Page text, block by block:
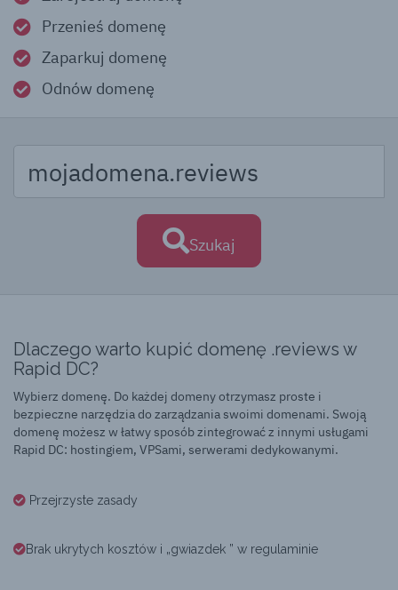
Przenieś domenę
Zaparkuj domenę
Odnów domenę
Szukaj
Dlaczego warto kupić domenę .reviews w
Rapid DC?
Wybierz domenę. Do każdej domeny otrzymasz proste i
bezpieczne narzędzia do zarządzania swoimi domenami. Swoją
domenę możesz w łatwy sposób zintegrować z innymi usługami
Rapid DC: hostingiem, VPSami, serwerami dedykowanymi.
Przejrzyste zasady
Brak ukrytych kosztów i „gwiazdek ” w regulaminie